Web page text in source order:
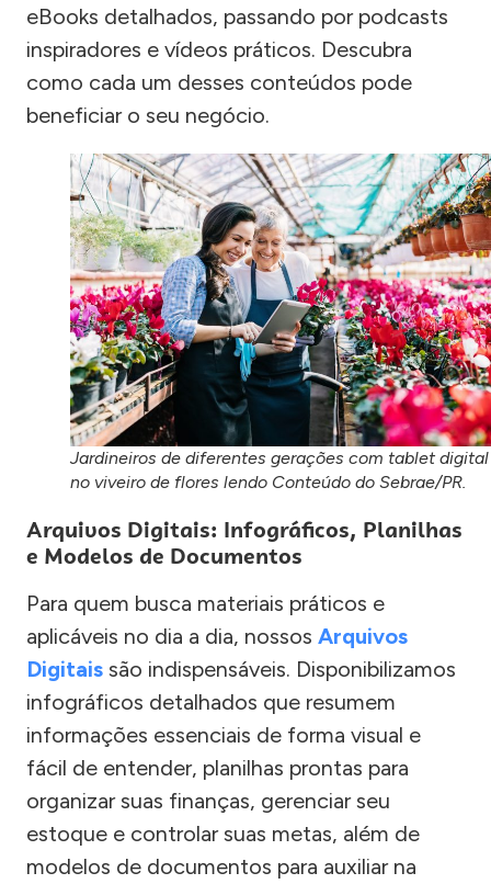
eBooks detalhados, passando por podcasts
inspiradores e vídeos práticos. Descubra
como cada um desses conteúdos pode
beneficiar o seu negócio.
Jardineiros de diferentes gerações com tablet digital
no viveiro de flores lendo Conteúdo do Sebrae/PR.
Arquivos Digitais: Infográficos, Planilhas
e Modelos de Documentos
Para quem busca materiais práticos e
aplicáveis no dia a dia, nossos Arquivos
Digitais são indispensáveis. Disponibilizamos
infográficos detalhados que resumem
informações essenciais de forma visual e
fácil de entender, planilhas prontas para
organizar suas finanças, gerenciar seu
estoque e controlar suas metas, além de
modelos de documentos para auxiliar na